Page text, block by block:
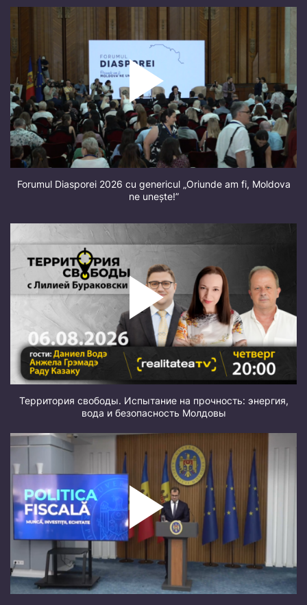
Forumul Diasporei 2026 cu genericul „Oriunde am fi, Moldova
ne unește!”
Территория свободы. Испытание на прочность: энергия,
вода и безопасность Молдовы